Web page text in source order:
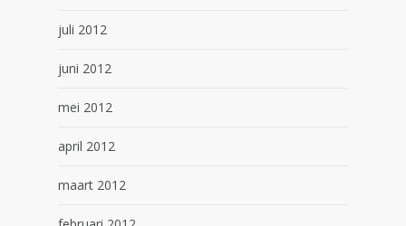
juli 2012
juni 2012
mei 2012
april 2012
maart 2012